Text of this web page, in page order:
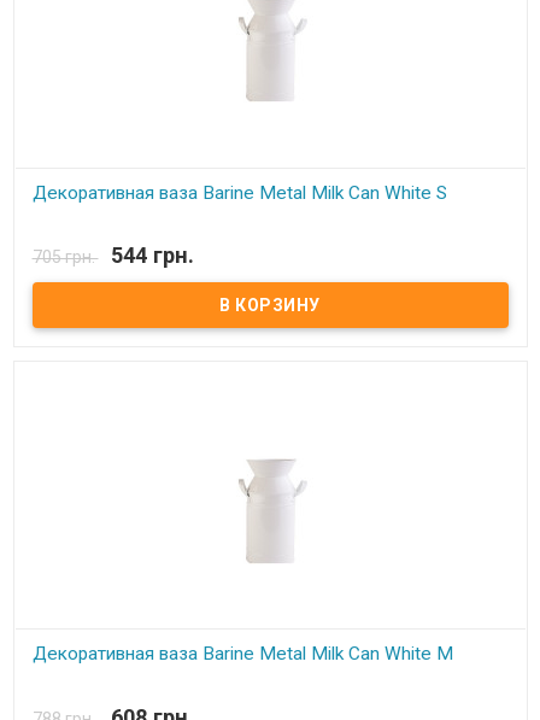
Декоративная ваза Barine Metal Milk Can White S
Оцинкованный металл. Размер: 12,5x20 см Упаковка: фирменная.
Производитель: Barine (Турция).
705 грн. 544 грн.
Декоративная ваза Barine Metal Milk Can White M